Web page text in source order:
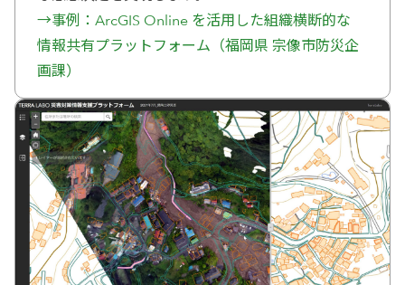
→事例：ArcGIS Online を活用した組織横断的な
情報共有プラットフォーム（福岡県 宗像市防災企
画課）